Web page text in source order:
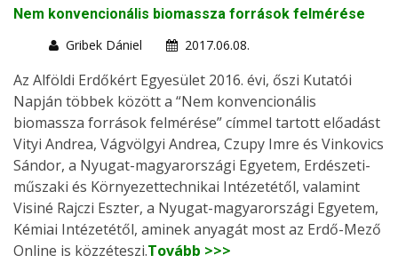
Nem konvencionális biomassza források felmérése
Gribek Dániel
2017.06.08.
Az Alföldi Erdőkért Egyesület 2016. évi, őszi Kutatói
Napján többek között a “Nem konvencionális
biomassza források felmérése” címmel tartott előadást
Vityi Andrea, Vágvölgyi Andrea, Czupy Imre és Vinkovics
Sándor, a Nyugat-magyarországi Egyetem, Erdészeti-
műszaki és Környezettechnikai Intézetétől, valamint
Visiné Rajczi Eszter, a Nyugat-magyarországi Egyetem,
Kémiai Intézetétől, aminek anyagát most az Erdő-Mező
Online is közzéteszi.Tovább >>>